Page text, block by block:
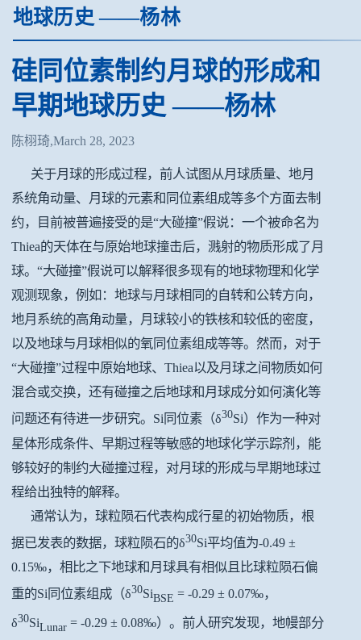
地球历史 ——杨林
硅同位素制约月球的形成和
早期地球历史 ——杨林
陈栩琦,March 28, 2023
关于月球的形成过程，前人试图从月球质量、地月
系统角动量、月球的元素和同位素组成等多个方面去制
约，目前被普遍接受的是“大碰撞”假说：一个被命名为
Thiea的天体在与原始地球撞击后，溅射的物质形成了月
球。“大碰撞”假说可以解释很多现有的地球物理和化学
观测现象，例如：地球与月球相同的自转和公转方向，
地月系统的高角动量，月球较小的铁核和较低的密度，
以及地球与月球相似的氧同位素组成等等。然而，对于
“大碰撞”过程中原始地球、Thiea以及月球之间物质如何
混合或交换，还有碰撞之后地球和月球成分如何演化等
问题还有待进一步研究。Si同位素（δ30Si）作为一种对
星体形成条件、早期过程等敏感的地球化学示踪剂，能
够较好的制约大碰撞过程，对月球的形成与早期地球过
程给出独特的解释。
通常认为，球粒陨石代表构成行星的初始物质，根
据已发表的数据，球粒陨石的δ30Si平均值为-0.49 ±
0.15‰，相比之下地球和月球具有相似且比球粒陨石偏
重的Si同位素组成（δ30SiBSE = -0.29 ± 0.07‰，
δ30SiLunar = -0.29 ± 0.08‰）。前人研究发现，地幔部分